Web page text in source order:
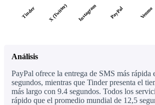
Tinder X (Twitter) Instagram PayPal Venmo
Análisis
PayPal ofrece la entrega de SMS más rápida
segundos, mientras que Tinder presenta el
más largo con 9.4 segundos. Todos los
rápido que el promedio mundial de 12,5